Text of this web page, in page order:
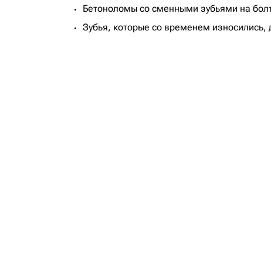
Бетоноломы со сменными зубьями на
Зубья, которые со временем